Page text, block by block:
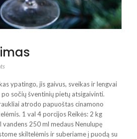
ypatingo, jis gaivus, sveikas ir lengvai
sočių šventinių pietų atsigaivinti.
atrodo papuoštas cinamono
1 val 4 porcijos Reikės: 2 kg
250 ml medaus Nenulupę
skiltelėmis ir suberiame į puodą su